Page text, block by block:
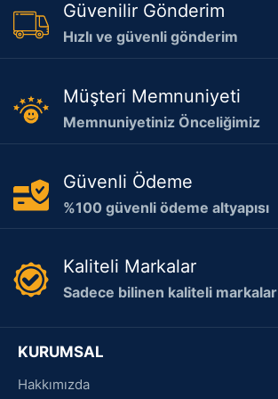
Güvenilir Gönderim
Hızlı ve güvenli gönderim
Müşteri Memnuniyeti
Memnuniyetiniz Önceliğimiz
Güvenli Ödeme
%100 güvenli ödeme altyapısı
Kaliteli Markalar
Sadece bilinen kaliteli markalar
KURUMSAL
Hakkımızda